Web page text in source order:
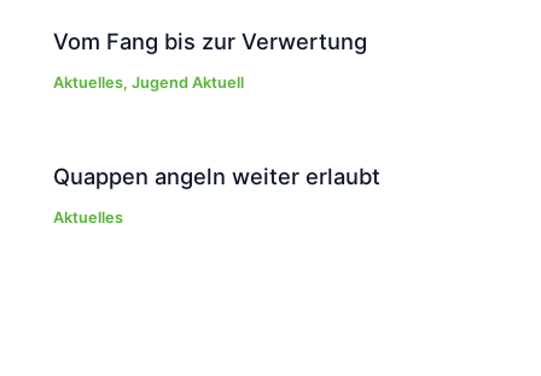
Vom Fang bis zur Verwertung
Aktuelles,Jugend Aktuell
Quappen angeln weiter erlaubt
Aktuelles